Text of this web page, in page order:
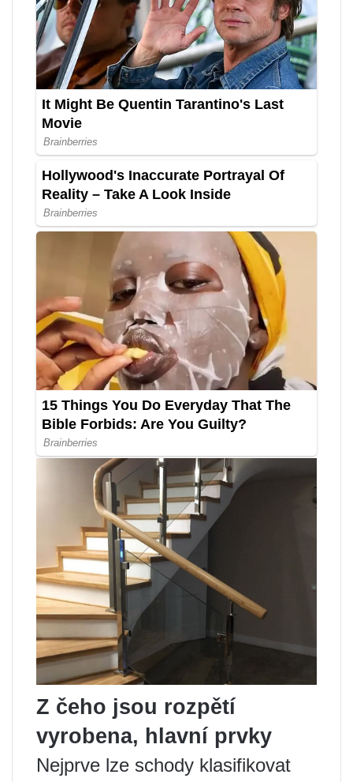
Z čeho jsou rozpětí
vyrobena, hlavní prvky
Nejprve lze schody klasifikovat